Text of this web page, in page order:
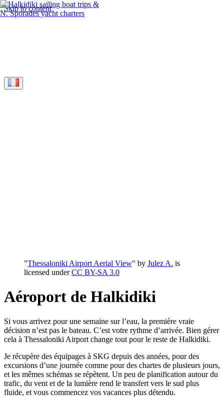
Skip to content
"Thessaloniki Airport Aerial View" by Julez A. is
licensed underCC BY-SA 3.0
Aéroport de Halkidiki
Si vous arrivez pour une semaine sur l’eau, la première vraie
décision n’est pas le bateau. C’est votre rythme d’arrivée. Bien gérer
cela à Thessaloniki Airport change tout pour le reste de Halkidiki.
Je récupère des équipages à SKG depuis des années, pour des
excursions d’une journée comme pour des chartes de plusieurs jours,
et les mêmes schémas se répètent. Un peu de planification autour du
trafic, du vent et de la lumière rend le transfert vers le sud plus
fluide, et vous commencez vos vacances plus détendu.